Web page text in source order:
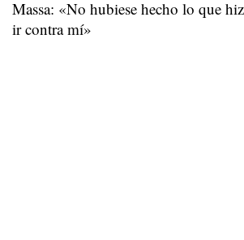
Massa: «No hubiese hecho lo que
ir contra mí»